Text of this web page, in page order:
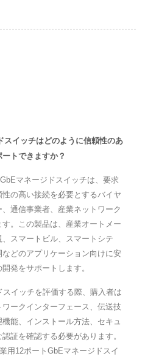
イッチはどのように信頼性のあ
トできますか？
マネージドスイッチは、要求
の高い接続を必要とするバイヤ
通信事業者、産業ネットワーク
。この製品は、産業オートメー
スマートビル、スマートシテ
どのアプリケーション向けに安
発をサポートします。
イッチを評価する際、購入者は
ークインターフェース、伝送技
能、インストール方法、セキュ
証を確認する必要があります。
用12ポートGbEマネージドスイ